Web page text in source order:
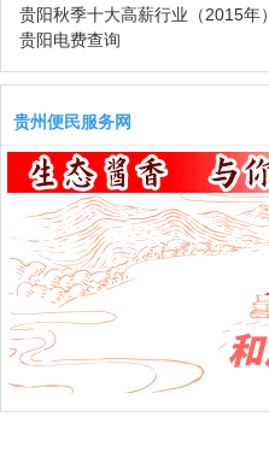
贵阳秋季十大高薪行业（2015年）
贵阳电费查询
贵州便民服务网